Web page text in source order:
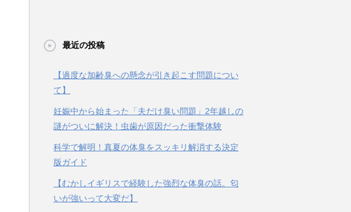
最近の投稿
【過度な加齢臭への懸念が引き起こす問題につい
て】
妊娠中から始まった「夫だけ臭い問題」2年越しの
謎がついに解決！虫歯が原因だった衝撃体験
科学で解明！真夏の体臭をスッキリ解消する決定
版ガイド
【むかしイギリスで経験した強烈な体臭の話。匂
いが強いって大変だ】